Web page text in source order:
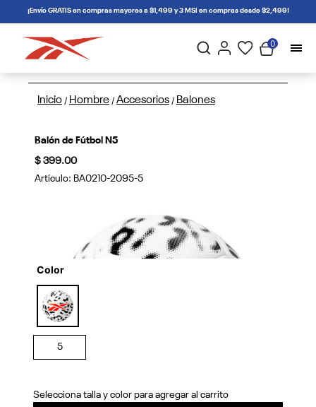
connectif¡Envío GRATIS en compras mayores a $1,499 y 3 MSI en compras desde $2,499!
0
Inicio / Hombre / Accesorios / Balones
Balón de Fútbol N5
$ 399.00
Artículo: BA0210-2095-5
Previous
Color
selected
5
Selecciona talla y color para agregar al carrito